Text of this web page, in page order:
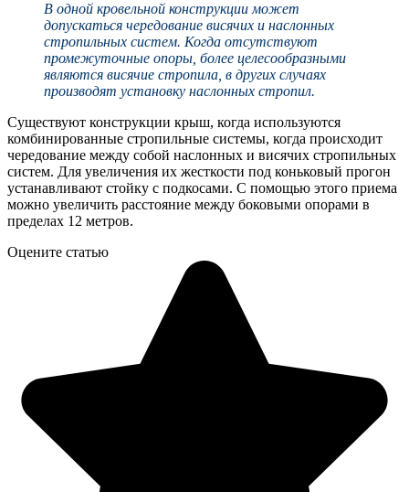
В одной кровельной конструкции может
допускаться чередование висячих и наслонных
стропильных систем. Когда отсутствуют
промежуточные опоры, более целесообразными
являются висячие стропила, в других случаях
производят установку наслонных стропил.
Существуют конструкции крыш, когда используются
комбинированные стропильные системы, когда происходит
чередование между собой наслонных и висячих стропильных
систем. Для увеличения их жесткости под коньковый прогон
устанавливают стойку с подкосами. С помощью этого приема
можно увеличить расстояние между боковыми опорами в
пределах 12 метров.
Оцените статью